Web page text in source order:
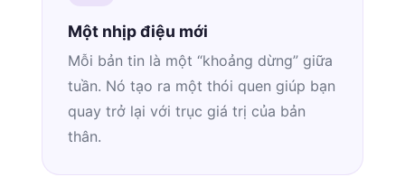
Một nhịp điệu mới
Mỗi bản tin là một “khoảng dừng” giữa
tuần. Nó tạo ra một thói quen giúp bạn
quay trở lại với trục giá trị của bản
thân.